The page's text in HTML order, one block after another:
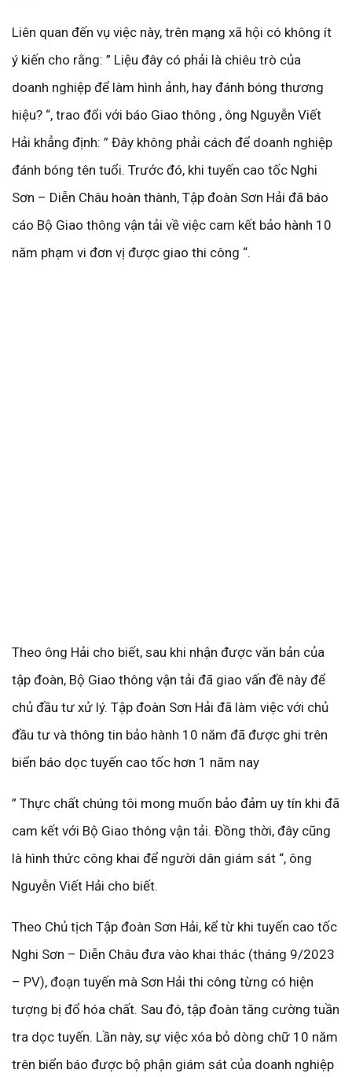
Liên quan đến vụ việc này, trên mạng xã hội có không ít
ý kiến cho rằng: ” Liệu đây có phải là chiêu trò của
doanh nghiệp để làm hình ảnh, hay đánh bóng thương
hiệu? “, trao đổi với báo Giao thông , ông Nguyễn Viết
Hải khẳng định: ” Đây không phải cách để doanh nghiệp
đánh bóng tên tuổi. Trước đó, khi tuyến cao tốc Nghi
Sơn – Diễn Châu hoàn thành, Tập đoàn Sơn Hải đã báo
cáo Bộ Giao thông vận tải về việc cam kết bảo hành 10
năm phạm vi đơn vị được giao thi công “.
Theo ông Hải cho biết, sau khi nhận được văn bản của
tập đoàn, Bộ Giao thông vận tải đã giao vấn đề này để
chủ đầu tư xử lý. Tập đoàn Sơn Hải đã làm việc với chủ
đầu tư và thông tin bảo hành 10 năm đã được ghi trên
biển báo dọc tuyến cao tốc hơn 1 năm nay
” Thực chất chúng tôi mong muốn bảo đảm uy tín khi đã
cam kết với Bộ Giao thông vận tải. Đồng thời, đây cũng
là hình thức công khai để người dân giám sát “, ông
Nguyễn Viết Hải cho biết.
Theo Chủ tịch Tập đoàn Sơn Hải, kể từ khi tuyến cao tốc
Nghi Sơn – Diễn Châu đưa vào khai thác (tháng 9/2023
– PV), đoạn tuyến mà Sơn Hải thi công từng có hiện
tượng bị đổ hóa chất. Sau đó, tập đoàn tăng cường tuần
tra dọc tuyến. Lần này, sự việc xóa bỏ dòng chữ 10 năm
trên biển báo được bộ phận giám sát của doanh nghiệp